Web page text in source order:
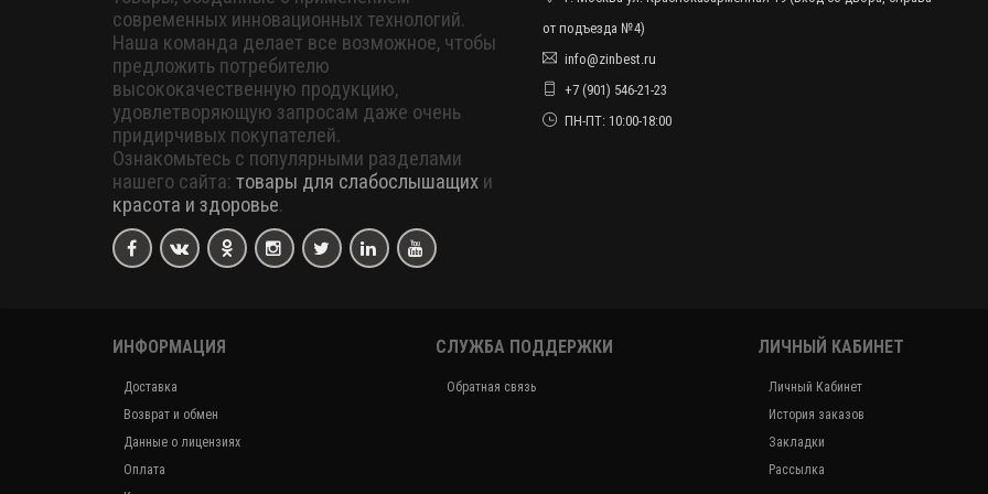
современных инновационных технологий.
Наша команда делает все возможное, чтобы
предложить потребителю
высококачественную продукцию,
удовлетворяющую запросам даже очень
придирчивых покупателей.
Ознакомьтесь с популярными разделами
нашего сайта: товары для слабослышащих и
красота и здоровье.
от подъезда №4)
info@zinbest.ru
+7 (901) 546-21-23
ПН-ПТ: 10:00-18:00
ИНФОРМАЦИЯ
Доставка
Возврат и обмен
Данные о лицензиях
Оплата
СЛУЖБА ПОДДЕРЖКИ
Обратная связь
ЛИЧНЫЙ КАБИНЕТ
Личный Кабинет
История заказов
Закладки
Рассылка